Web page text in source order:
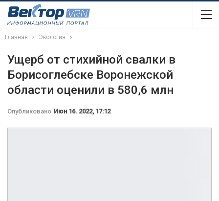
Главная Экология
Ущерб от стихийной свалки в
Борисоглебске Воронежской
области оценили в 580,6 млн
Опубликовано Июн 16. 2022, 17:12